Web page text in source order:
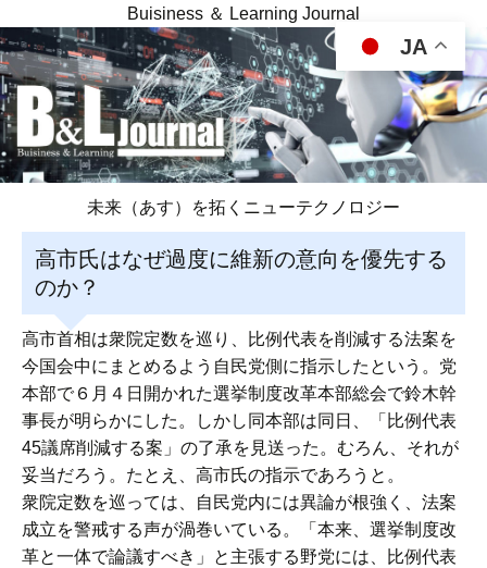
Buisiness ＆ Learning Journal
未来（あす）を拓くニューテクノロジー
高市氏はなぜ過度に維新の意向を優先する
のか？
高市首相は衆院定数を巡り、比例代表を削減する法案を
今国会中にまとめるよう自民党側に指示したという。党
本部で６月４日開かれた選挙制度改革本部総会で鈴木幹
事長が明らかにした。しかし同本部は同日、「比例代表
45議席削減する案」の了承を見送った。むろん、それが
妥当だろう。たとえ、高市氏の指示であろうと。
衆院定数を巡っては、自民党内には異論が根強く、法案
成立を警戒する声が渦巻いている。「本来、選挙制度改
革と一体で論議すべき」と主張する野党には、比例代表
JA